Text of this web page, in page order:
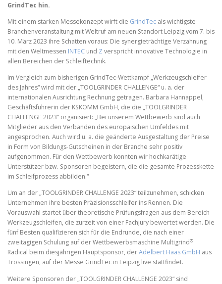
GrindTec hin.
Mit einem starken Messekonzept wirft die GrindTec als wichtigste
Branchenveranstaltung mit Weltruf am neuen Standort Leipzig vom 7. bis
10. März 2023 ihre Schatten voraus: Die synergieträchtige Verzahnung
mit den Weltmessen INTEC und Z verspricht innovative Technologie in
allen Bereichen der Schleiftechnik.
Im Vergleich zum bisherigen GrindTec-Wettkampf „Werkzeugschleifer
des Jahres“ wird mit der „TOOLGRINDER CHALLENGE“ u. a. der
internationalen Ausrichtung Rechnung getragen. Barbara Hannappel,
Geschäftsführerin der KSKOMM GmbH, die die „TOOLGRINDER
CHALLENGE 2023“ organisiert: „Bei unserem Wettbewerb sind auch
Mitglieder aus den Verbänden des europäischen Umfeldes mit
angesprochen. Auch wird u. a. die geänderte Ausgestaltung der Preise
in Form von Bildungs-Gutscheinen in der Branche sehr positiv
aufgenommen. Für den Wettbewerb konnten wir hochkarätige
Unterstützer bzw. Sponsoren begeistern, die die gesamte Prozesskette
im Schleifprozess abbilden.“
Um an der „TOOLGRINDER CHALLENGE 2023“ teilzunehmen, schicken
Unternehmen ihre besten Präzisionsschleifer ins Rennen. Die
Vorauswahl startet über theoretische Prüfungsfragen aus dem Bereich
Werkzeugschleifen, die zurzeit von einer Fachjury bewertet werden. Die
fünf Besten qualifizieren sich für die Endrunde, die nach einer
zweitägigen Schulung auf der Wettbewerbsmaschine Multigrind®
Radical beim diesjährigen Hauptsponsor, derAdelbert Haas GmbH aus
Trossingen, auf der Messe GrindTec in Leipzig live stattfindet.
Weitere Sponsoren der „TOOLGRINDER CHALLENGE 2023“ sind